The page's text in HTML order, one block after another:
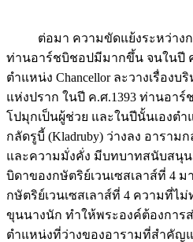
ต่อมา ความขัดแย้งระหว่างกษั
ท่านอาร์ชบิชอปมีมากขึ้น จนในปี
ตำแหน่ง Chancellor ละวางเรื่อง
แห่งปราก ในปี ค.ศ.1393 ท่านอา
โปมุกเป็นผู้ช่วย และในปีนั้นเองต
กลัดรูบี้ (Kladruby) ว่างลง อารา
และความมั่งคั่ง มีบทบาทสนับสนุน
บิดาของกษัตริย์เวนเซสเลาส์ที่ 4
กษัตริย์เวนเซสเลาส์ที่ 4 ความที่ไ
ขุนนางนัก ทำให้พระองค์ต้องการ
ตำแหน่งที่ว่างของอารามที่สำคัญ